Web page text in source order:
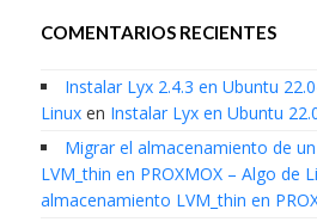
COMENTARIOS RECIENTES
Instalar Lyx 2.4.3 en Ubuntu
Linuxen Instalar Lyx en Ubuntu
Migrar el almacenamiento de
LVM_thin en PROXMOX – Algo de
almacenamiento LVM_thin en